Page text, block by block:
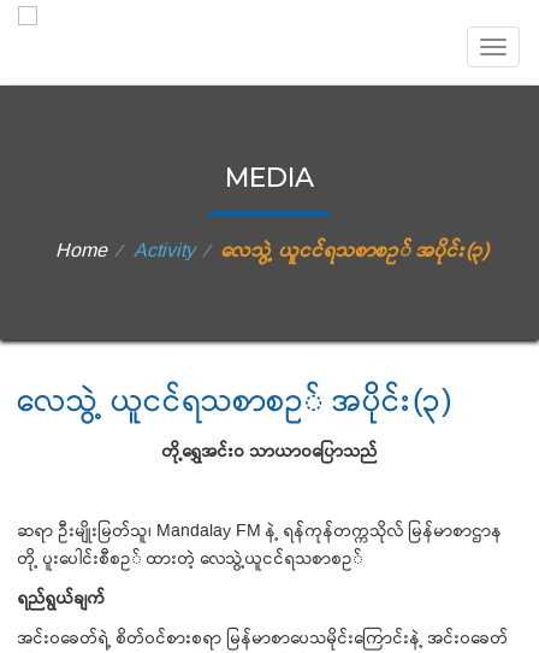
MEDIA
Home ⁄ Activity ⁄ လေသွဲ့ ယူငင်ရသစာစဥ် အပိုင်း(၃)
လေသွဲ့ ယူငင်ရသစာစဥ် အပိုင်း(၃)
တို့ရွှေအင်းဝ သာယာဝပြောသည်
ဆရာ ဦးမျိုးမြတ်သူ၊ Mandalay FM နဲ့ ရန်ကုန်တက္ကသိုလ် မြန်မာစာဌာန
တို့ ပူးပေါင်းစီစဥ် ထားတဲ့ လေသွဲ့ယူငင်ရသစာစဥ်
ရည်ရွယ်ချက်
အင်းဝခေတ်ရဲ့ စိတ်ဝင်စားစရာ မြန်မာစာပေသမိုင်းကြောင်းနဲ့ အင်းဝခေတ်